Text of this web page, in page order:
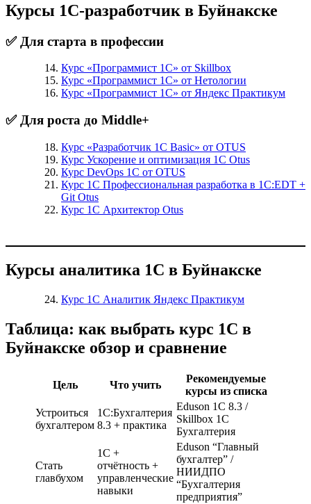
Курсы 1С-разработчик в Буйнакске
✅ Для старта в профессии
Курс «Программист 1С» от Skillbox
Курс «Программист 1С» от Нетологии
Курс «Программист 1С» от Яндекс Практикум
✅ Для роста до Middle+
Курс «Разработчик 1С Basic» от OTUS
Курс Ускорение и оптимизация 1С Otus
Курс DevOps 1С от OTUS
Курс 1С Профессиональная разработка в 1С:EDT +
Git Otus
Курс 1С Архитектор Otus
Курсы аналитика 1С в Буйнакске
Курс 1С Аналитик Яндекс Практикум
Таблица: как выбрать курс 1С в
Буйнакске обзор и сравнение
Цель Что учить
Рекомендуемые
курсы из списка
Устроиться
бухгалтером
1С:Бухгалтерия
8.3 + практика
Eduson 1С 8.3 /
Skillbox 1С
Бухгалтерия
Стать
главбухом
1С +
отчётность +
управленческие
навыки
Eduson “Главный
бухгалтер” /
НИИДПО
“Бухгалтерия
предприятия”